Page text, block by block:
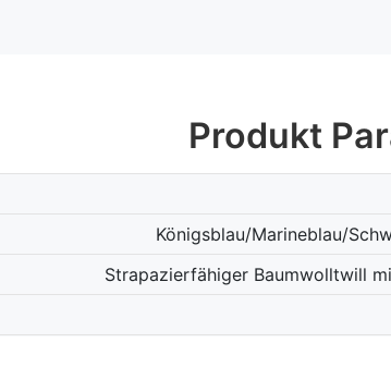
Produkt
Königsblau/Marineblau/
Strapazierfähiger Baumwolltwill